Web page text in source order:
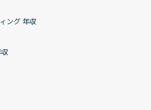
ング 年収